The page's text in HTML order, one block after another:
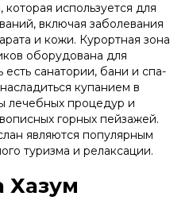
используется для
включая заболевания
и кожи. Курортная зона
оборудована для
санатории, бани и спа-
купанием в
лечебных процедур и
горных пейзажей.
являются популярным
туризма и релаксации.
Хазум